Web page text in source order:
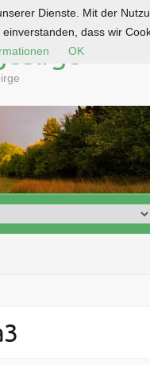
Dienste. Mit der
dass wir
OK